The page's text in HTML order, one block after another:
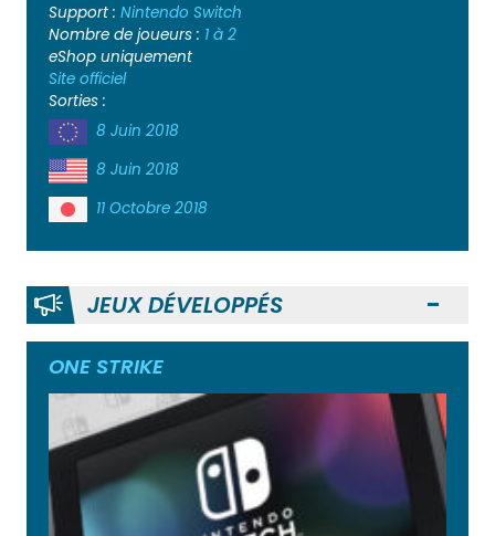
Support : Nintendo Switch
Nombre de joueurs : 1 à 2
eShop uniquement
Site officiel
Sorties :
8 Juin 2018
8 Juin 2018
11 Octobre 2018
JEUX DÉVELOPPÉS
ONE STRIKE